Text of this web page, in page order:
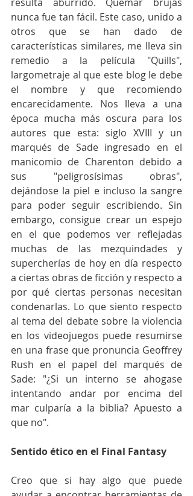
nunca fue tan fácil. Este caso, unido a
otros que se han dado de
características similares, me lleva sin
remedio a la película "Quills",
largometraje al que este blog le debe
el nombre y que recomiendo
encarecidamente. Nos lleva a una
época mucha más oscura para los
autores que esta: siglo XVIII y un
marqués de Sade ingresado en el
manicomio de Charenton debido a
sus "peligrosísimas obras",
dejándose la piel e incluso la sangre
para poder seguir escribiendo. Sin
embargo, consigue crear un espejo
en el que podemos ver reflejadas
muchas de las mezquindades y
supercherías de hoy en día respecto
a ciertas obras de ficción y respecto a
por qué ciertas personas necesitan
condenarlas. Lo que siento respecto
al tema del debate sobre la violencia
en los videojuegos puede resumirse
en una frase que pronuncia Geoffrey
Rush en el papel del marqués de
Sade: "¿Si un interno se ahogase
intentando andar por encima del
mar culparía a la biblia? Apuesto a
que no".
Sentido ético en el Final Fantasy
Creo que si hay algo que puede